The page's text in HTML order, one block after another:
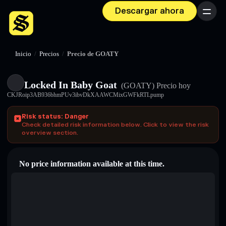
Descargar ahora Menú
Inicio / Precios / Precio de GOATY
Locked In Baby Goat (GOATY) Precio hoy
CKJRoip3AB936bhmPUv3ibvDkXAAWCMixGWFkRTLpump
Risk status: Danger
Check detailed risk information below. Click to view the risk
overview section.
No price information available at this time.